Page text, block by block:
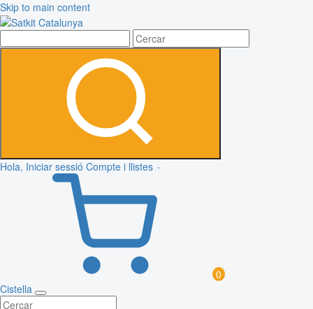
Skip to main content
Hola, Iniciar sessió Compte i llistes
0
Cistella